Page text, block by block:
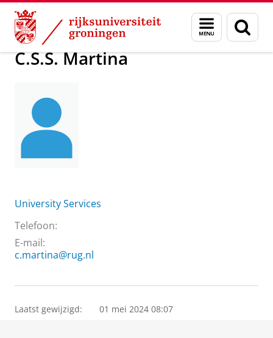
Skip
Content
Skip
Navigation
Menu
en
zoeken
Over ons C.S.S. Martina
C.S.S. Martina
University Services
Telefoon:
E-mail:
c.martina@rug.nl
Laatst gewijzigd: 01 mei 2024 08:07